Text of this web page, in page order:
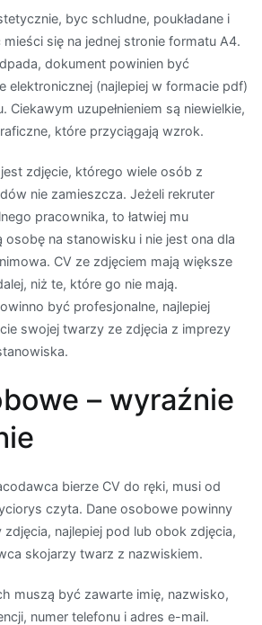
byc schludne, poukładane i
mieści się na jednej stronie formatu A4.
dokument powinien być
elektronicznej (najlepiej w formacie pdf)
Ciekawym uzupełnieniem są niewielkie,
które przyciągają wzrok.
zdjęcie, którego wiele osób z
nie zamieszcza. Jeżeli rekruter
pracownika, to łatwiej mu
na stanowisku i nie jest ona dla
CV ze zdjęciem mają większe
niż te, które go nie mają.
być profesjonalne, najlepiej
swojej twarzy ze zdjęcia z imprezy
– wyraźnie
bierze CV do ręki, musi od
czyta. Dane osobowe powinny
najlepiej pod lub obok zdjęcia,
skojarzy twarz z nazwiskiem.
muszą być zawarte imię, nazwisko,
numer telefonu i adres e-mail.